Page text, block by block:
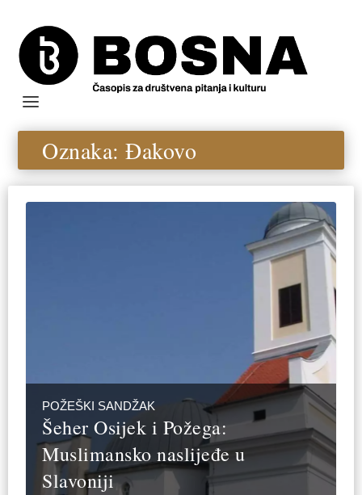
Oznaka:Đakovo
POŽEŠKI SANDŽAK
Šeher Osijek i Požega:
Muslimansko naslijeđe u
Slavoniji